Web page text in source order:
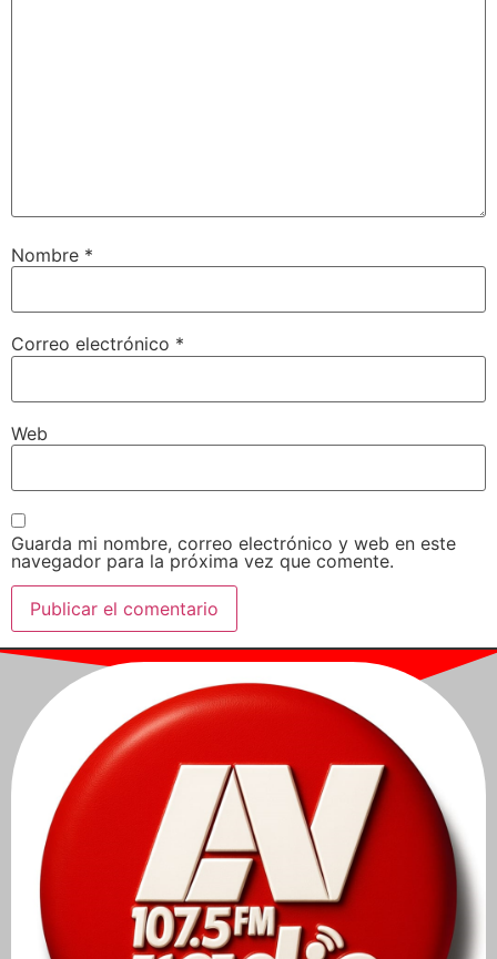
Nombre *
Correo electrónico *
Web
Guarda mi nombre, correo electrónico y web en este
navegador para la próxima vez que comente.